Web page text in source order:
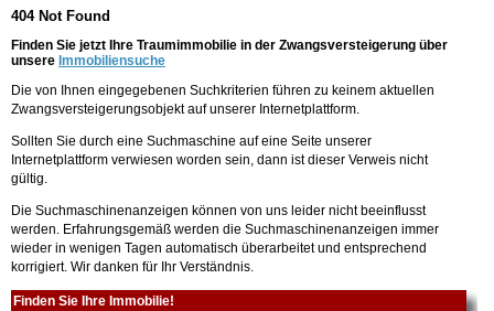
Frankfurt/Oder
am Main
Immobiliensuche
nach Kreis
nach Amtsgericht
404 Not Found
Finden Sie jetzt Ihre Traumimmobilie in der Zwangsversteigerung über
unsere Immobiliensuche
Die von Ihnen eingegebenen Suchkriterien führen zu keinem aktuellen
Zwangsversteigerungsobjekt auf unserer Internetplattform.
Sollten Sie durch eine Suchmaschine auf eine Seite unserer
Internetplattform verwiesen worden sein, dann ist dieser Verweis nicht
gültig.
Die Suchmaschinenanzeigen können von uns leider nicht beeinflusst
werden. Erfahrungsgemäß werden die Suchmaschinenanzeigen immer
wieder in wenigen Tagen automatisch überarbeitet und entsprechend
korrigiert. Wir danken für Ihr Verständnis.
Finden Sie Ihre Immobilie!